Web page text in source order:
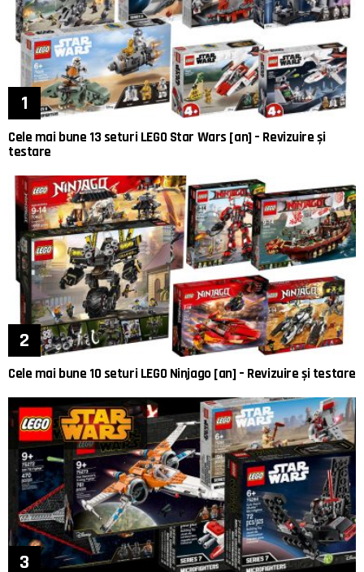
Cele mai bune 13 seturi LEGO Star Wars [an] – Revizuire și
testare
Cele mai bune 10 seturi LEGO Ninjago [an] – Revizuire și testare